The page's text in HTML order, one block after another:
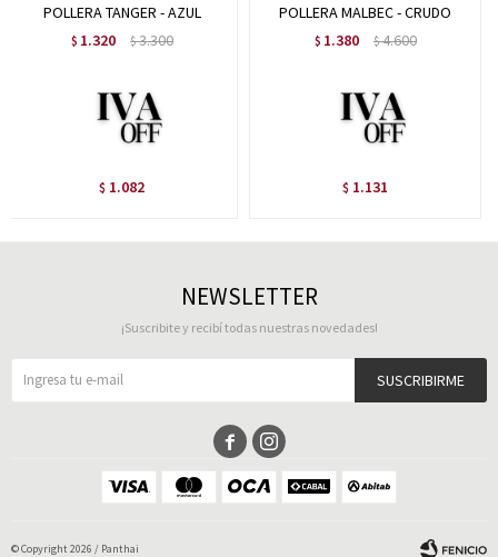
POLLERA TANGER - AZUL
$ 1.320 $3.300
$ 1.082
POLLERA MALBEC - CRUDO
$ 1.380 $4.600
$ 1.131
NEWSLETTER
¡Suscribite y recibí todas nuestras novedades!
SUSCRIBIRME
 
© Copyright 2026 / Panthai